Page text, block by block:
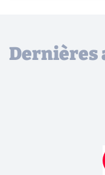
Dernières